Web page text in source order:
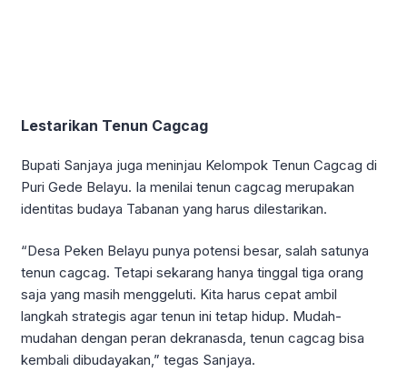
Lestarikan Tenun Cagcag
Bupati Sanjaya juga meninjau Kelompok Tenun Cagcag di
Puri Gede Belayu. Ia menilai tenun cagcag merupakan
identitas budaya Tabanan yang harus dilestarikan.
“Desa Peken Belayu punya potensi besar, salah satunya
tenun cagcag. Tetapi sekarang hanya tinggal tiga orang
saja yang masih menggeluti. Kita harus cepat ambil
langkah strategis agar tenun ini tetap hidup. Mudah-
mudahan dengan peran dekranasda, tenun cagcag bisa
kembali dibudayakan,” tegas Sanjaya.